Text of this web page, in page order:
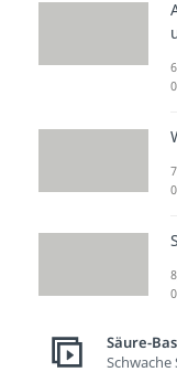
Säure-
Schwache